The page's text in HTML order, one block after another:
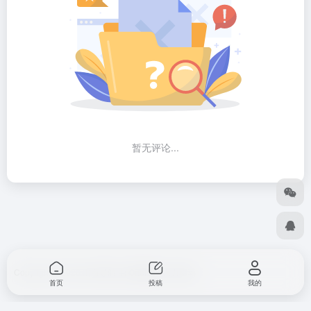
暂无评论...
Copyright © 2026 OneNav强力驱动
首页 投稿 我的